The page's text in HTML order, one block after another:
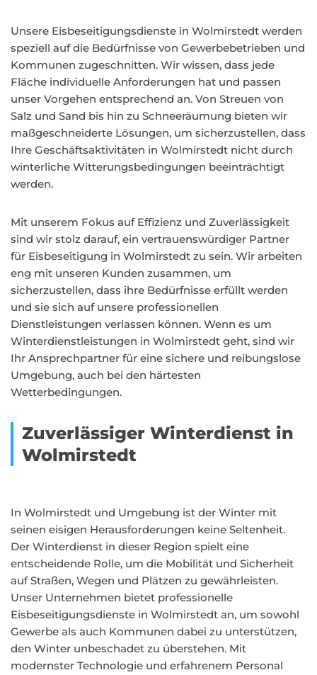
Unsere Eisbeseitigungsdienste in Wolmirstedt werden
speziell auf die Bedürfnisse von Gewerbebetrieben und
Kommunen zugeschnitten. Wir wissen, dass jede
Fläche individuelle Anforderungen hat und passen
unser Vorgehen entsprechend an. Von Streuen von
Salz und Sand bis hin zu Schneeräumung bieten wir
maßgeschneiderte Lösungen, um sicherzustellen, dass
Ihre Geschäftsaktivitäten in Wolmirstedt nicht durch
winterliche Witterungsbedingungen beeinträchtigt
werden.
Mit unserem Fokus auf Effizienz und Zuverlässigkeit
sind wir stolz darauf, ein vertrauenswürdiger Partner
für Eisbeseitigung in Wolmirstedt zu sein. Wir arbeiten
eng mit unseren Kunden zusammen, um
sicherzustellen, dass ihre Bedürfnisse erfüllt werden
und sie sich auf unsere professionellen
Dienstleistungen verlassen können. Wenn es um
Winterdienstleistungen in Wolmirstedt geht, sind wir
Ihr Ansprechpartner für eine sichere und reibungslose
Umgebung, auch bei den härtesten
Wetterbedingungen.
Zuverlässiger Winterdienst in
Wolmirstedt
In Wolmirstedt und Umgebung ist der Winter mit
seinen eisigen Herausforderungen keine Seltenheit.
Der Winterdienst in dieser Region spielt eine
entscheidende Rolle, um die Mobilität und Sicherheit
auf Straßen, Wegen und Plätzen zu gewährleisten.
Unser Unternehmen bietet professionelle
Eisbeseitigungsdienste in Wolmirstedt an, um sowohl
Gewerbe als auch Kommunen dabei zu unterstützen,
den Winter unbeschadet zu überstehen. Mit
modernster Technologie und erfahrenem Personal